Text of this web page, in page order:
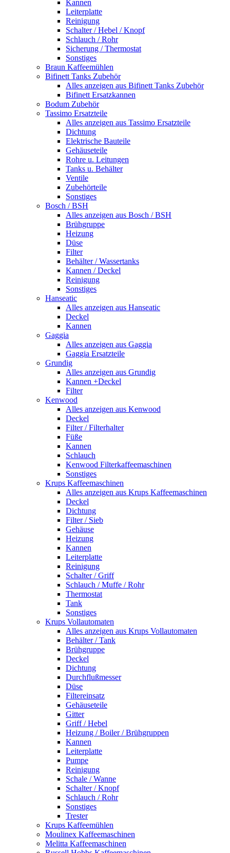
Kannen
Leiterplatte
Reinigung
Schalter / Hebel / Knopf
Schlauch / Rohr
Sicherung / Thermostat
Sonstiges
Braun Kaffeemühlen
Bifinett Tanks Zubehör
Alles anzeigen aus Bifinett Tanks Zubehör
Bifinett Ersatzkannen
Bodum Zubehör
Tassimo Ersatzteile
Alles anzeigen aus Tassimo Ersatzteile
Dichtung
Elektrische Bauteile
Gehäuseteile
Rohre u. Leitungen
Tanks u. Behälter
Ventile
Zubehörteile
Sonstiges
Bosch / BSH
Alles anzeigen aus Bosch / BSH
Brühgruppe
Heizung
Düse
Filter
Behälter / Wassertanks
Kannen / Deckel
Reinigung
Sonstiges
Hanseatic
Alles anzeigen aus Hanseatic
Deckel
Kannen
Gaggia
Alles anzeigen aus Gaggia
Gaggia Ersatzteile
Grundig
Alles anzeigen aus Grundig
Kannen +Deckel
Filter
Kenwood
Alles anzeigen aus Kenwood
Deckel
Filter / Filterhalter
Füße
Kannen
Schlauch
Kenwood Filterkaffeemaschinen
Sonstiges
Krups Kaffeemaschinen
Alles anzeigen aus Krups Kaffeemaschinen
Deckel
Dichtung
Filter / Sieb
Gehäuse
Heizung
Kannen
Leiterplatte
Reinigung
Schalter / Griff
Schlauch / Muffe / Rohr
Thermostat
Tank
Sonstiges
Krups Vollautomaten
Alles anzeigen aus Krups Vollautomaten
Behälter / Tank
Brühgruppe
Deckel
Dichtung
Durchflußmesser
Düse
Filtereinsatz
Gehäuseteile
Gitter
Griff / Hebel
Heizung / Boiler / Brühgruppen
Kannen
Leiterplatte
Pumpe
Reinigung
Schale / Wanne
Schalter / Knopf
Schlauch / Rohr
Sonstiges
Trester
Krups Kaffeemühlen
Moulinex Kaffeemaschinen
Melitta Kaffeemaschinen